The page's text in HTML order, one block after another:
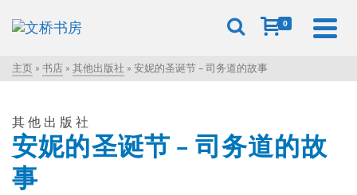
0
主页 » 书店 » 其他出版社 » 安妮的圣诞节 – 司务道的故事
其他出版社
安妮的圣诞节 – 司务道的故
事